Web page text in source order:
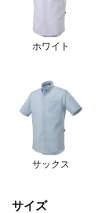
ホワイト
サックス
サイズ